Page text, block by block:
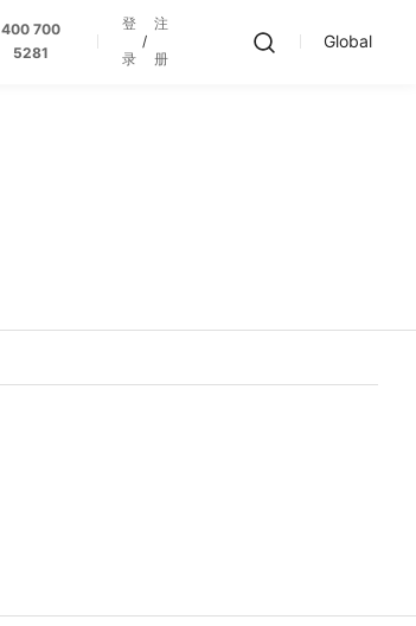
400 700
5281
登
录
/
注
册
Global